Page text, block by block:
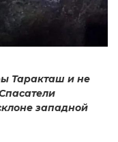
Таракташ и не
западной